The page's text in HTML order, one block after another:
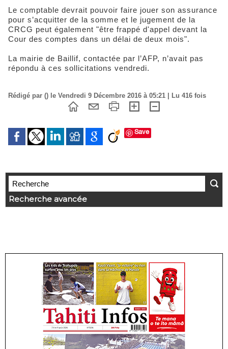
Le comptable devrait pouvoir faire jouer son assurance
pour s’acquitter de la somme et le jugement de la
CRCG peut également "être frappé d'appel devant la
Cour des comptes dans un délai de deux mois".
La mairie de Baillif, contactée par l’AFP, n’avait pas
répondu à ces sollicitations vendredi.
Rédigé par () le Vendredi 9 Décembre 2016 à 05:21 | Lu 416 fois
Save
Recherche avancée